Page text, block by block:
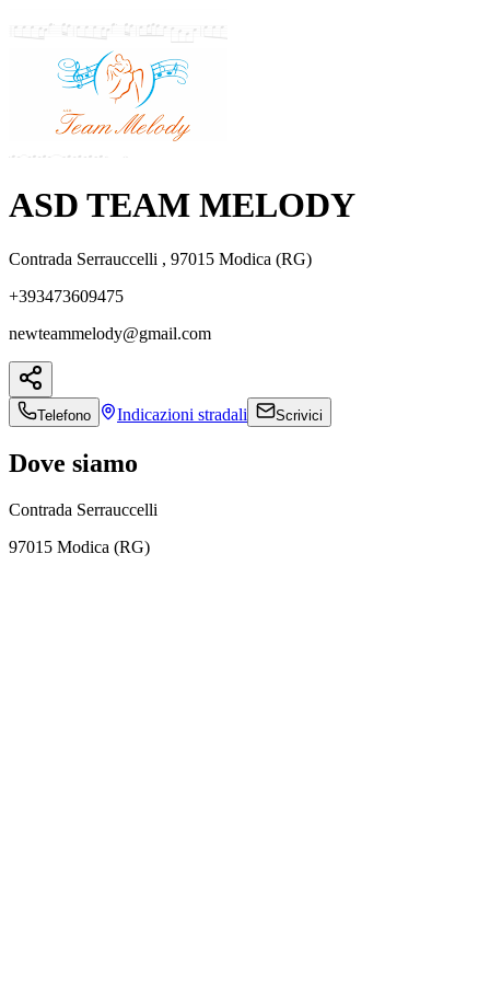
ASD TEAM MELODY
Contrada Serrauccelli , 97015 Modica (RG)
+393473609475
newteammelody@gmail.com
Telefono Indicazioni stradali Scrivici
Dove siamo
Contrada Serrauccelli
97015 Modica (RG)